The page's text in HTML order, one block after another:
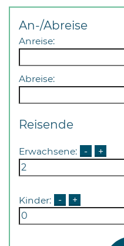
An-/Abreise
Anreise:
Abreise:
Reisende
Erwachsene: - +
Kinder: - +